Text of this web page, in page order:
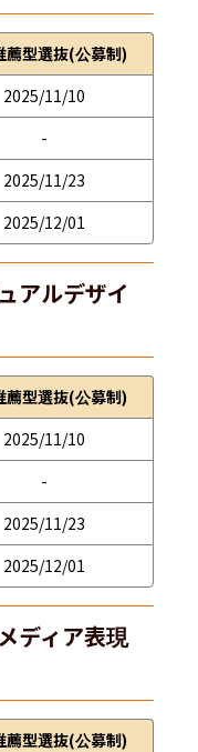
薦型選抜(公募制)
2025/11/10
-
2025/11/23
2025/12/01
アルデザイ
薦型選抜(公募制)
2025/11/10
-
2025/11/23
2025/12/01
ディア表現
薦型選抜(公募制)